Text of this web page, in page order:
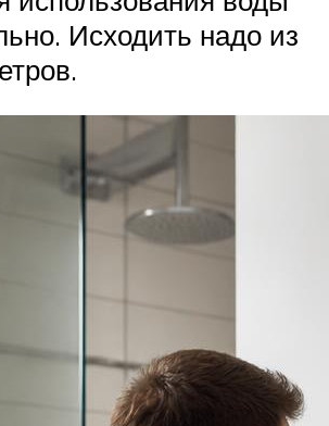
Исходить надо из